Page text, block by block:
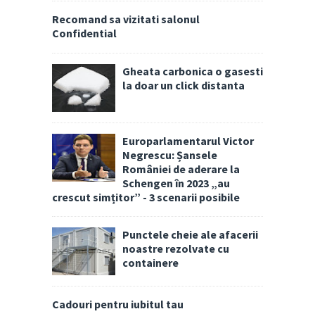
Recomand sa vizitati salonul
Confidential
Gheata carbonica o gasesti
la doar un click distanta
Europarlamentarul Victor
Negrescu: Șansele
României de aderare la
Schengen în 2023 „au
crescut simțitor” - 3 scenarii posibile
Punctele cheie ale afacerii
noastre rezolvate cu
containere
Cadouri pentru iubitul tau